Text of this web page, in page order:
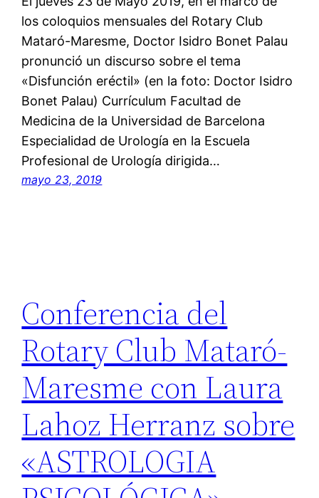
los coloquios mensuales del Rotary Club
Mataró-Maresme, Doctor Isidro Bonet Palau
pronunció un discurso sobre el tema
«Disfunción eréctil» (en la foto: Doctor Isidro
Bonet Palau) Currículum Facultad de
Medicina de la Universidad de Barcelona
Especialidad de Urología en la Escuela
Profesional de Urología dirigida…
mayo 23, 2019
Conferencia del
Rotary Club Mataró-
Maresme con Laura
Lahoz Herranz sobre
«ASTROLOGIA